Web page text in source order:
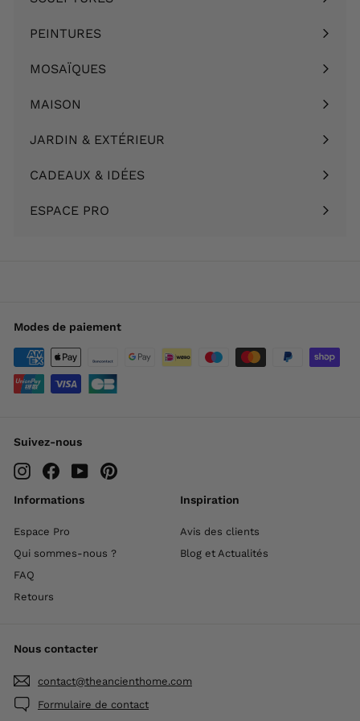
Ouvrir
le
PEINTURES
Ouvrir
le
MOSAÏQUES
Ouvrir
le
MAISON
Ouvrir
le
JARDIN & EXTÉRIEUR
Ouvrir
le
CADEAUX & IDÉES
Ouvrir
le
ESPACE PRO
Modes de paiement
Suivez-nous
InstagramFacebookYouTube
Informations
Espace Pro
Qui sommes-nous ?
FAQ
Retours
Inspiration
Avis des clients
Blog et Actualités
Nous contacter
contact@theancienthome.com
Formulaire de contact